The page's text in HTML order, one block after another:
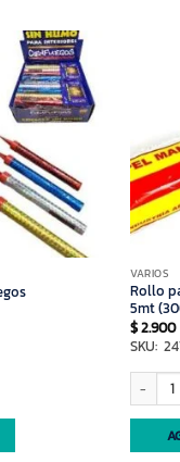
cantidad
VARIOS
Rollo
5mt
$2.900
SKU:
Rollo